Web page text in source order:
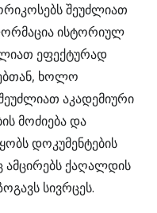
შეუძლიათ
ისტორიულ
ეფექტურად
ხოლო
აკადემიური
მოძიება და
დოკუმენტების
ამცირებს ქაღალდის
სივრცეს.